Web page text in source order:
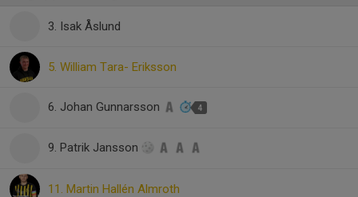
3. Isak Åslund
5. William Tara- Eriksson
6. Johan Gunnarsson 4
9. Patrik Jansson
11. Martin Hallén Almroth